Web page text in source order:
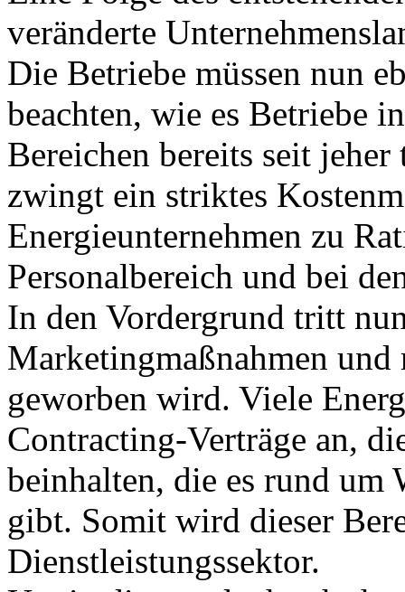
veränderte
Die Betriebe müssen nun
beachten, wie es Betriebe
Bereichen bereits seit
zwingt ein striktes
Energieunternehmen zu
Personalbereich und bei
In den Vordergrund tritt
Marketingmaßnahmen
geworben wird. Viele
Contracting-Verträge an,
beinhalten, die es rund um
gibt. Somit wird dieser
Dienstleistungssektor.